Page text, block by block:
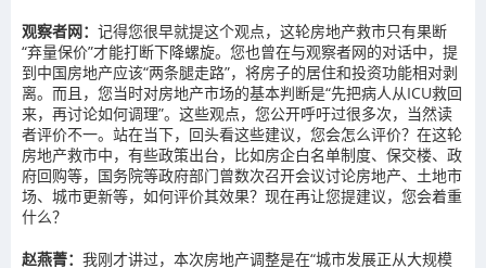
观察者网： 记得您很早就提这个观点，这轮房地产救市只有果断
“弃量保价”才能打断下降螺旋。您也曾在与观察者网的对话中，提
到中国房地产应该“两条腿走路”，将房子的居住和投资功能相对剥
离。而且，您当时对房地产市场的基本判断是“先把病人从ICU救回
来，再讨论如何调理”。这些观点，您公开呼吁过很多次，当然读
者评价不一。站在当下，回头看这些建议，您会怎么评价？在这轮
房地产救市中，有些政策出台，比如房企白名单制度、保交楼、政
府回购等，国务院等政府部门曾数次召开会议讨论房地产、土地市
场、城市更新等，如何评价其效果？现在再让您提建议，您会着重
什么？
赵燕菁： 我刚才讲过，本次房地产调整是在“城市发展正从大规模